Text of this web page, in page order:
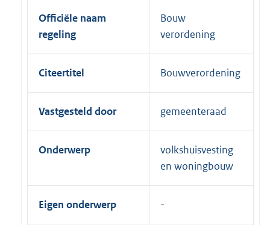
Officiële naam
regeling
Bouw
verordening
Citeertitel Bouwverordening
Vastgesteld door gemeenteraad
Onderwerp
volkshuisvesting
en woningbouw
Eigen onderwerp